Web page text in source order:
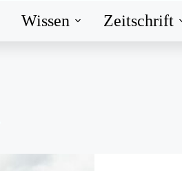
Wissen Zeitschrift